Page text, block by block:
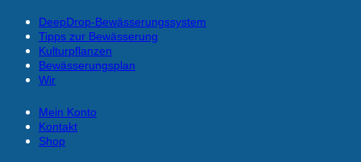
DeepDrop-Bewässerungssystem
Tipps zur Bewässerung
Kulturpflanzen
Bewässerungsplan
Wir
Mein Konto
Kontakt
Shop